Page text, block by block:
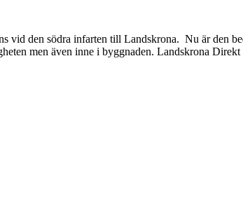
vid den södra infarten till Landskrona. Nu är den
men även inne i byggnaden. Landskrona